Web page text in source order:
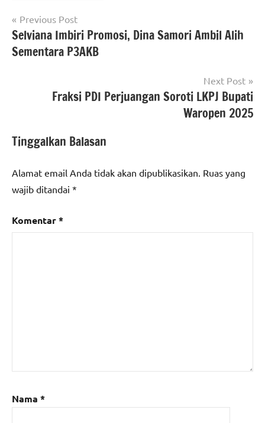
Navigasi
pos
Previous Post
Selviana Imbiri Promosi, Dina Samori Ambil Alih
Sementara P3AKB
Next Post
Fraksi PDI Perjuangan Soroti LKPJ Bupati
Waropen 2025
Tinggalkan Balasan
Alamat email Anda tidak akan dipublikasikan. Ruas yang
wajib ditandai *
Komentar*
Nama *